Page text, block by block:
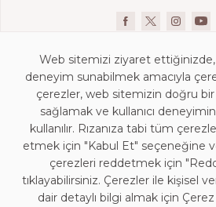
İletişim Bilgileri
KVKK Aydınlatma
Mağaza Aydınlatma
Kişisel Veri Saklama ve
Web sitemizi ziyaret ettiğinizde,
deneyim sunabilmek amacıyla
çerezler, web sitemizin doğru bir
sağlamak ve kullanıcı
kullanılır. Rızanıza tabi tüm
etmek için "Kabul Et" seçeneğine
çerezleri reddetmek için
tıklayabilirsiniz. Çerezler ile kişisel
dair detaylı bilgi almak için Çerez